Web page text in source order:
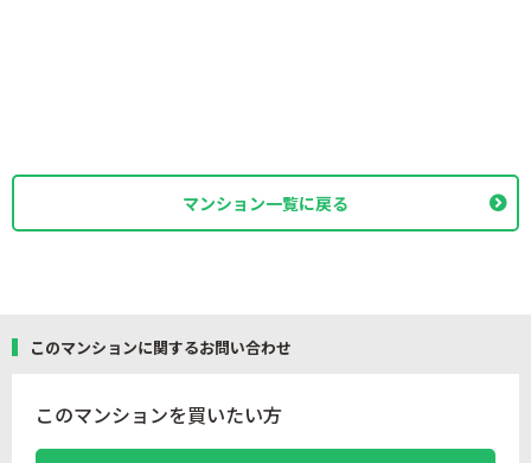
マンション一覧に戻る
このマンションに関するお問い合わせ
このマンションを買いたい方